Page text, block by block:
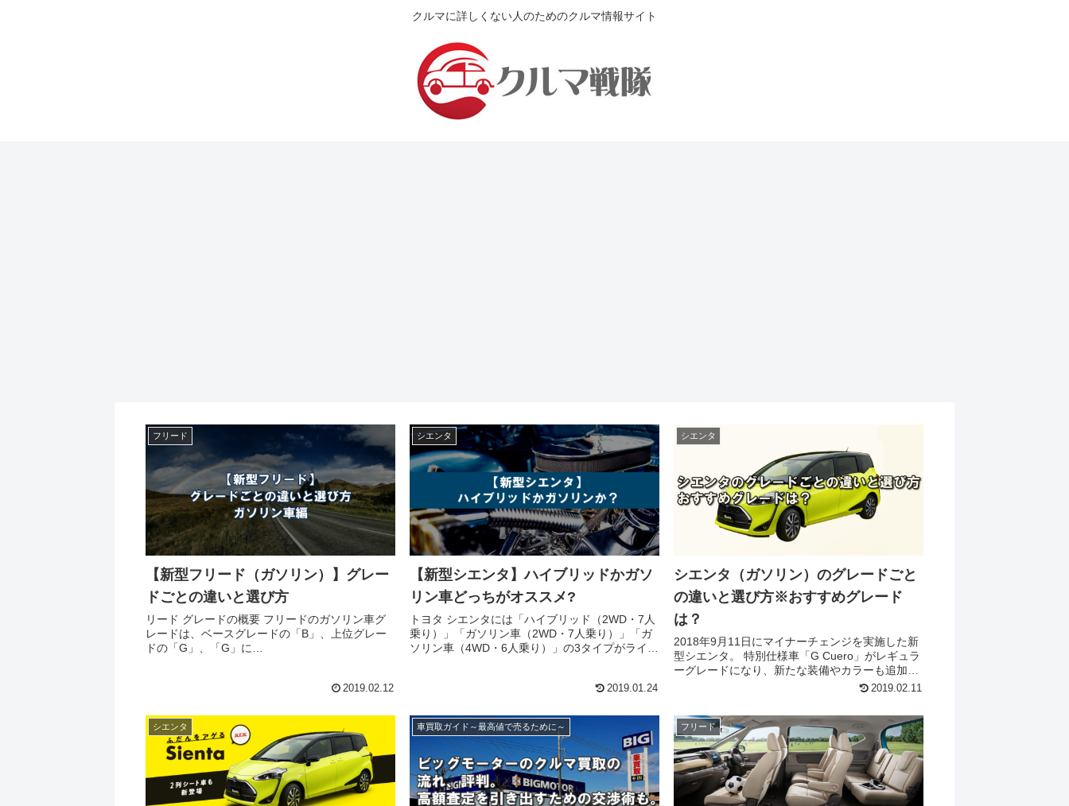
クルマに詳しくない人のためのクルマ情報サイト
フリード
【新型フリード（ガソリン）】グレー
ドごとの違いと選び方
リード グレードの概要 フリードのガソリン車グ
レードは、ベースグレードの「B」、上位グレー
ドの「G」、「G」に…
2019.02.12
シエンタ
【新型シエンタ】ハイブリッドかガソ
リン車どっちがオススメ?
トヨタ シエンタには「ハイブリッド（2WD・7人
乗り）」「ガソリン車（2WD・7人乗り）」「ガ
ソリン車（4WD・6人乗り）」の3タイプがライン
2019.01.24
シエンタ
シエンタ（ガソリン）のグレードごと
の違いと選び方※おすすめグレード
は？
2018年9月11日にマイナーチェンジを実施した新
型シエンタ。 特別仕様車「G Cuero」がレギュラ
ーグレードになり、新たな装備やカラーも追加さ
れるなど様々な進化を遂げています。 さらにアウ 2019.02.11
シエンタ 車買取ガイド～最高値で売るために～ フリード